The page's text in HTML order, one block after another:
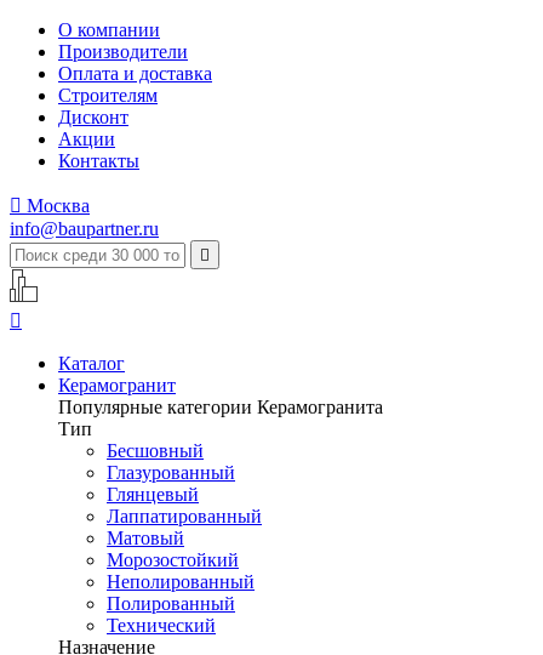
О компании
Производители
Оплата и доставка
Строителям
Дисконт
Акции
Контакты
 Москва
info@baupartner.ru


Каталог
Керамогранит
Популярные категории Керамогранита
Тип
Бесшовный
Глазурованный
Глянцевый
Лаппатированный
Матовый
Морозостойкий
Неполированный
Полированный
Технический
Назначение